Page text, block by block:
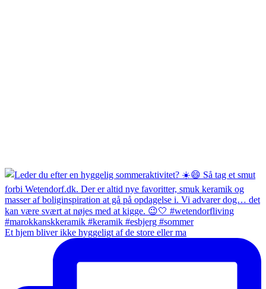
Et hjem bliver ikke hyggeligt af de store eller ma